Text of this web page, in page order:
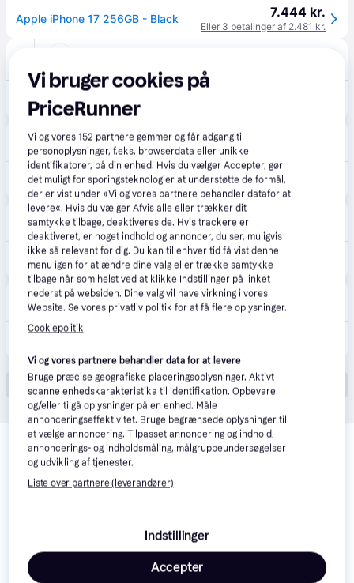
Apple iPhone 17 256GB - Black 7.444 kr.
Eller 3 betalinger af 2.481 kr.
Nordic-Gamers 5.0(1)
Fri fragt ,1 dag
Apple iPhone 17 256GB Sort 7.499 kr.
Smartphoneshop.dk 4.9(17)
39 kr. fragt,4-6 dage
Apple iPhone 17 256GB Black 7.505 kr.
Føtex 4.8(31)
49 kr. fragt,2 dage
Vis alle (23)
Relaterede produkter
Se vores forslag til andre produkter, der matcher dine
interesser.
Vis alle
Vi bruger cookies på
PriceRunner
Vi og vores152 partnere gemmer og får adgang til
personoplysninger, f.eks. browserdata eller unikke
identifikatorer, på din enhed. Hvis du vælger Accepter, gør
det muligt for sporingsteknologier at understøtte de formål,
der er vist under »Vi og vores partnere behandler datafor at
levere«. Hvis du vælger Afvis alle eller trækker dit
samtykke tilbage, deaktiveres de. Hvis trackere er
deaktiveret, er noget indhold og annoncer, du ser, muligvis
ikke så relevant for dig. Du kan til enhver tid få vist denne
menu igen for at ændre dine valg eller trække samtykke
tilbage når som helst ved at klikke Indstillinger på linket
nederst på websiden. Dine valg vil have virkning i vores
Website. Se vores privatliv politik for at få flere oplysninger.
Cookiepolitik
Vi og vores partnere behandler data for at levere
Bruge præcise geografiske placeringsoplysninger. Aktivt
scanne enhedskarakteristika til identifikation. Opbevare
og/eller tilgå oplysninger på en enhed. Måle
annonceringseffektivitet. Bruge begrænsede oplysninger til
at vælge annoncering. Tilpasset annoncering og indhold,
annoncerings- og indholdsmåling, målgruppeundersøgelser
og udvikling af tjenester.
Liste over partnere (leverandører)
Indstillinger
Accepter